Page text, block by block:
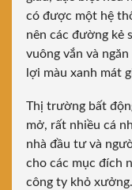
có được một hệ
nên các đường kẻ
vuông vắn và
lợi màu xanh mát
Thị trường bất
mở, rất nhiều cá
nhà đầu tư và
cho các mục đích
công ty khỏ